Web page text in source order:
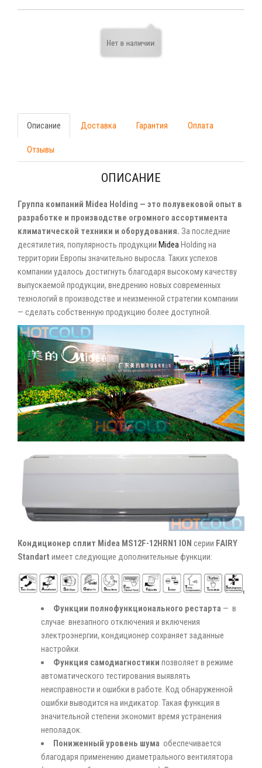
Описание Доставка Гарантия Оплата
Отзывы
ОПИСАНИЕ
Группа компаний Midea Holding — это полувековой опыт в
разработке и производстве огромного ассортимента
климатической техники и оборудования. За последние
десятилетия, популярность продукции MideaHolding на
территории Европы значительно выросла. Таких успехов
компании удалось достигнуть благодаря высокому качеству
выпускаемой продукции, внедрению новых современных
технологий в производстве и неизменной стратегии компании
— сделать собственную продукцию более доступной.
Кондиционер сплит Midea MS12F-12HRN1 ION серии FAIRY
Standart имеет следующие дополнительные функции:
Функции полнофункционального рестарта — в
случае внезапного отключения и включения
электроэнергии, кондиционер сохраняет заданные
настройки.
Функция самодиагностики позволяет в режиме
автоматического тестирования выявлять
неисправности и ошибки в работе. Код обнаруженной
ошибки выводится на индикатор. Такая функция в
значительной степени экономит время устранения
неполадок.
Пониженный уровень шума обеспечивается
благодаря применению диаметрального вентилятора